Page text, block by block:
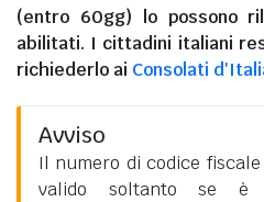
(entro 60gg) lo possono
abilitati. I cittadini italiani
richiederlo ai Consolati
Avviso
Il numero di codice
valido soltanto se è